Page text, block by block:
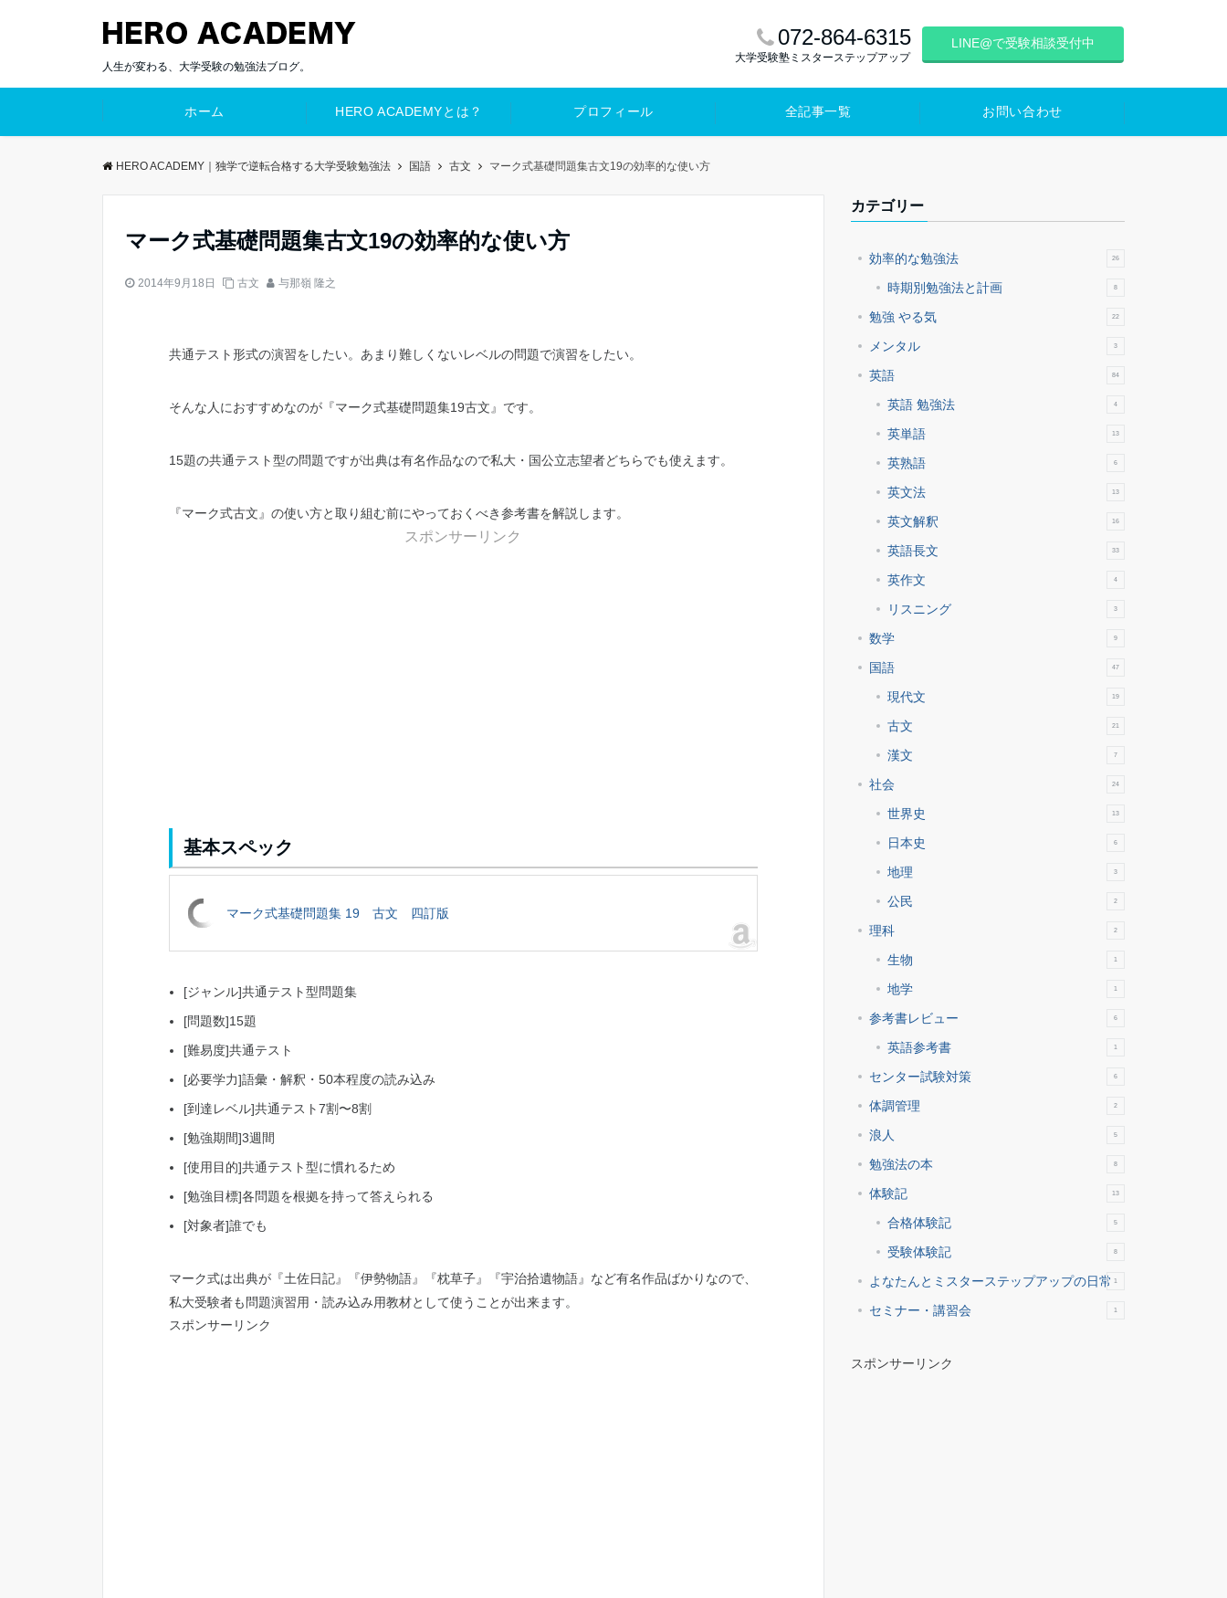
人生が変わる、大学受験の勉強法ブログ。
072-864-6315
大学受験塾ミスターステップアップ
LINE@で受験相談受付中
ホーム HERO ACADEMYとは？ プロフィール 全記事一覧 お問い合わせ
HERO ACADEMY｜独学で逆転合格する大学受験勉強法 国語 古文 マーク式基礎問題集古文19の効率的な使い方
マーク式基礎問題集古文19の効率的な使い方
2014年9月18日 古文 与那嶺 隆之
共通テスト形式の演習をしたい。あまり難しくないレベルの問題で演習をしたい。
そんな人におすすめなのが『マーク式基礎問題集19古文』です。
15題の共通テスト型の問題ですが出典は有名作品なので私大・国公立志望者どちらでも使えます。
『マーク式古文』の使い方と取り組む前にやっておくべき参考書を解説します。
スポンサーリンク
基本スペック
マーク式基礎問題集 19 古文 四訂版
[ジャンル]共通テスト型問題集
[問題数]15題
[難易度]共通テスト
[必要学力]語彙・解釈・50本程度の読み込み
[到達レベル]共通テスト7割〜8割
[勉強期間]3週間
[使用目的]共通テスト型に慣れるため
[勉強目標]各問題を根拠を持って答えられる
[対象者]誰でも
マーク式は出典が『土佐日記』『伊勢物語』『枕草子』『宇治拾遺物語』など有名作品ばかりなので、
私大受験者も問題演習用・読み込み用教材として使うことが出来ます。
スポンサーリンク
カテゴリー
効率的な勉強法 26
時期別勉強法と計画 8
勉強 やる気 22
メンタル 3
英語 84
英語 勉強法 4
英単語 13
英熟語 6
英文法 13
英文解釈 16
英語長文 33
英作文 4
リスニング 3
数学 9
国語 47
現代文 19
古文 21
漢文 7
社会 24
世界史 13
日本史 6
地理 3
公民 2
理科 2
生物 1
地学 1
参考書レビュー 6
英語参考書 1
センター試験対策 6
体調管理 2
浪人 5
勉強法の本 8
体験記 13
合格体験記 5
受験体験記 8
よなたんとミスターステップアップの日常 1
セミナー・講習会 1
スポンサーリンク